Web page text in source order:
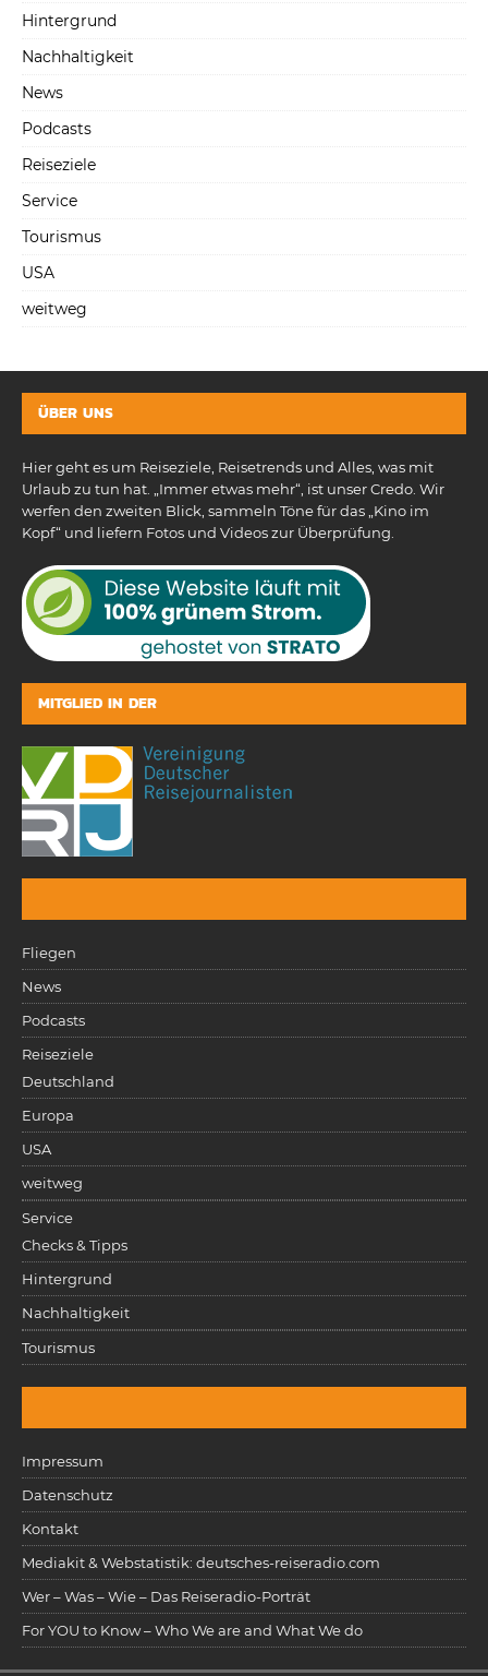
Hintergrund
Nachhaltigkeit
News
Podcasts
Reiseziele
Service
Tourismus
USA
weitweg
ÜBER UNS
Hier geht es um Reiseziele, Reisetrends und Alles, was mit
Urlaub zu tun hat. „Immer etwas mehr“, ist unser Credo. Wir
werfen den zweiten Blick, sammeln Töne für das „Kino im
Kopf“ und liefern Fotos und Videos zur Überprüfung.
MITGLIED IN DER
Fliegen
News
Podcasts
Reiseziele
Deutschland
Europa
USA
weitweg
Service
Checks & Tipps
Hintergrund
Nachhaltigkeit
Tourismus
Impressum
Datenschutz
Kontakt
Mediakit & Webstatistik: deutsches-reiseradio.com
Wer – Was – Wie – Das Reiseradio-Porträt
For YOU to Know – Who We are and What We do